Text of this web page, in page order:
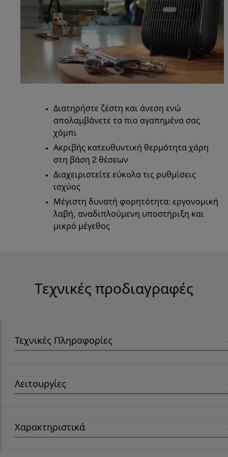
Διατηρήστε ζέστη και άνεση ενώ
απολαμβάνετε τα πιο αγαπημένα σας
χόμπι
Ακριβής κατευθυντική θερμότητα χάρη
στη βάση 2 θέσεων
Διαχειριστείτε εύκολα τις ρυθμίσεις
ισχύος
Μέγιστη δυνατή φορητότητα: εργονομική
λαβή, αναδιπλούμενη υποστήριξη και
μικρό μέγεθος
Τεχνικές προδιαγραφές
Τεχνικές Πληροφορίες
Λειτουργίες
Χαρακτηριστικά